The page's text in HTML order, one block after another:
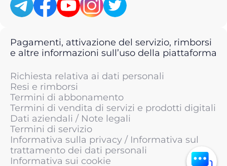
Pagamenti, attivazione del servizio, rimborsi
e altre informazioni sull’uso della piattaforma
Richiesta relativa ai dati personali
Resi e rimborsi
Termini di abbonamento
Termini di vendita di servizi e prodotti digitali
Dati aziendali / Note legali
Termini di servizio
Informativa sulla privacy / Informativa sul
trattamento dei dati personali
Informativa sui cookie